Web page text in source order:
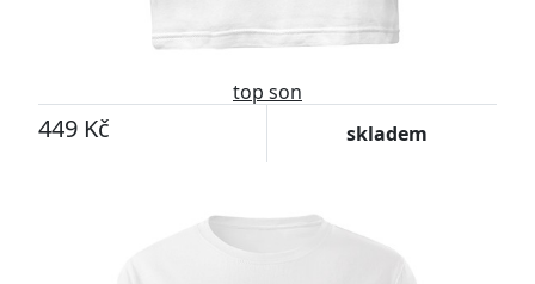
top son
449 Kč skladem